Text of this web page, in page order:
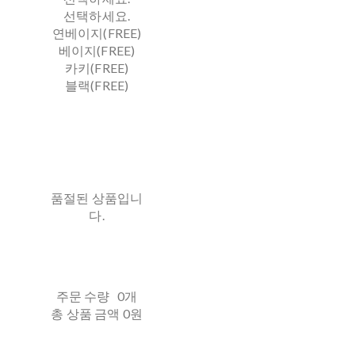
선택하세요.
연베이지(FREE)
베이지(FREE)
카키(FREE)
블랙(FREE)
품절된 상품입니
다.
주문 수량 0개
총 상품 금액 0원